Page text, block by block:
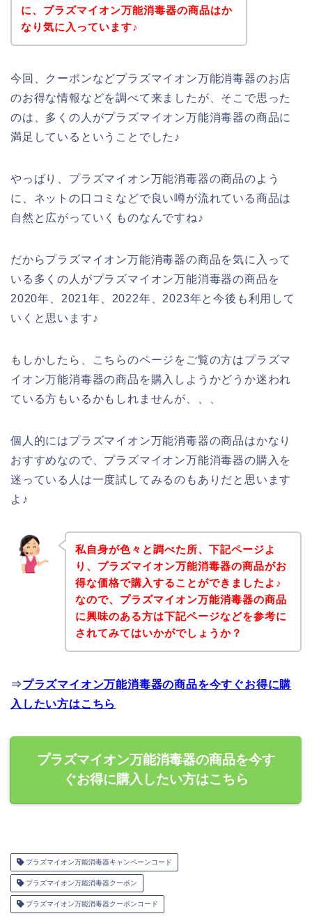
に、プラズマイオン万能消毒器の商品はか
なり気に入っています♪
今回、クーポンなどプラズマイオン万能消毒器のお店
のお得な情報などを調べて来ましたが、そこで思った
のは、多くの人がプラズマイオン万能消毒器の商品に
満足しているということでした♪
やっぱり、プラズマイオン万能消毒器の商品のよう
に、ネットの口コミなどで良い噂が流れている商品は
自然と広がっていくものなんですね♪
だからプラズマイオン万能消毒器の商品を気に入って
いる多くの人がプラズマイオン万能消毒器の商品を
2020年、2021年、2022年、2023年と今後も利用して
いくと思います♪
もしかしたら、こちらのページをご覧の方はプラズマ
イオン万能消毒器の商品を購入しようかどうか迷われ
ている方もいるかもしれませんが、、、
個人的にはプラズマイオン万能消毒器の商品はかなり
おすすめなので、プラズマイオン万能消毒器の購入を
迷っている人は一度試してみるのもありだと思います
よ♪
私自身が色々と調べた所、下記ページよ
り、プラズマイオン万能消毒器の商品がお
得な価格で購入することができましたよ♪
なので、プラズマイオン万能消毒器の商品
に興味のある方は下記ページなどを参考に
されてみてはいかがでしょうか？
⇒プラズマイオン万能消毒器の商品を今すぐお得に購
入したい方はこちら
プラズマイオン万能消毒器の商品を今す
ぐお得に購入したい方はこちら
プラズマイオン万能消毒器キャンペーンコード
プラズマイオン万能消毒器クーポン
プラズマイオン万能消毒器クーポンコード